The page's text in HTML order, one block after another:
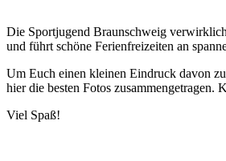
Die Sportju­gend Braun­schweig
und führt schöne Ferien­freizeit­en an
Um Euch einen kleinen Ein­druck davon
hier die besten Fotos zusam­menge­tra­gen.
Viel Spaß!